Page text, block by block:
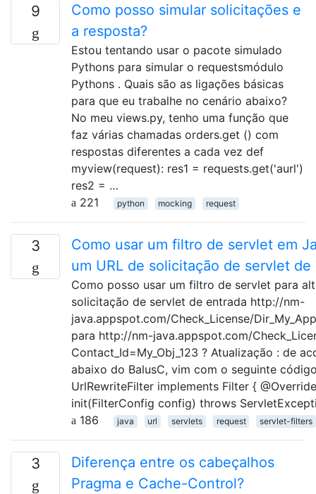
9
Como posso simular solicitações e
a resposta?
Estou tentando usar o pacote simulado
Pythons para simular o requestsmódulo
Pythons . Quais são as ligações básicas
para que eu trabalhe no cenário abaixo?
No meu views.py, tenho uma função que
faz várias chamadas orders.get () com
respostas diferentes a cada vez def
myview(request): res1 = requests.get('aurl')
res2 = …
221
python mocking request
3
Como usar um filtro de servlet em
um URL de solicitação de servlet de
Como posso usar um filtro de servlet para
solicitação de servlet de entrada http://nm-
java.appspot.com/Check_License/
para http://nm-java.appspot.com/
Contact_Id=My_Obj_123 ? Atualização : de
abaixo do BalusC, vim com o seguinte
UrlRewriteFilter implements Filter {
init(FilterConfig config) throws
186
java url servlets request servlet-filters
3
Diferença entre os cabeçalhos
Pragma e Cache-Control?